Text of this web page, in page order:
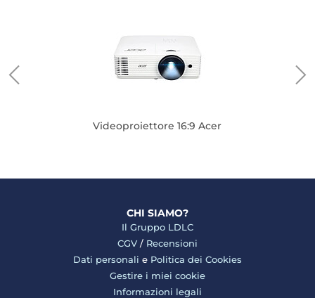
Videoproiettore 16:9 Acer
CHI SIAMO?
Il Gruppo LDLC
CGV / Recensioni
Dati personali e Politica dei Cookies
Gestire i miei cookie
Informazioni legali